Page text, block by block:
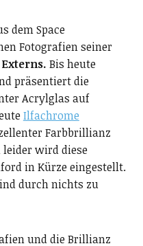
dem Space
Fotografien seiner
Externs. Bis heute
präsentiert die
Acrylglas auf
Ilfachrome
Farbbrillianz
wird diese
in Kürze eingestellt.
durch nichts zu
und die Brillianz